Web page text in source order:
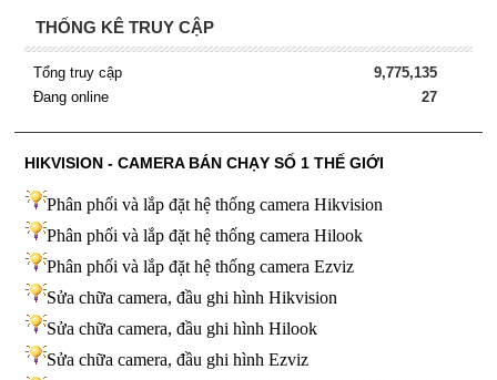
THỐNG KÊ TRUY CẬP
Tổng truy cập
9,775,135
Đang online
27
HIKVISION - CAMERA BÁN CHẠY SỐ 1 THẾ GIỚI
Phân phối và lắp đặt hệ thống camera Hikvision
Phân phối và lắp đặt hệ thống camera Hilook
Phân phối và lắp đặt hệ thống camera Ezviz
Sửa chữa camera, đầu ghi hình Hikvision
Sửa chữa camera, đầu ghi hình Hilook
Sửa chữa camera, đầu ghi hình Ezviz